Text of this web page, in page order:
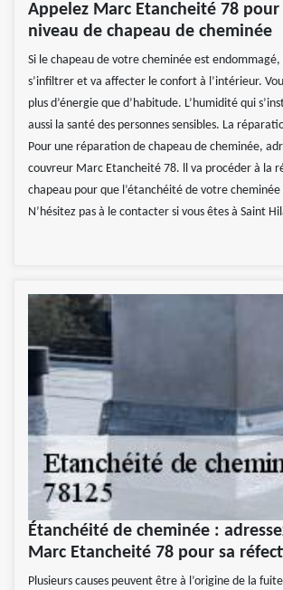
Appelez Marc Etancheité 78
niveau de chapeau de cheminée
Si le chapeau de votre cheminée est endommagé,
s’infiltrer et va affecter le confort à l’intérieur.
plus d’énergie que d’habitude. L’humidité qui
aussi la santé des personnes sensibles. La
Pour une réparation de chapeau de cheminée,
couvreur Marc Etancheité 78. ll va procéder à la
chapeau pour que l’étanchéité de votre
N’hésitez pas à le contacter si vous êtes à Saint
Étanchéité de cheminée :
Marc Etancheité 78 pour sa
Plusieurs causes peuvent être à l’origine de la